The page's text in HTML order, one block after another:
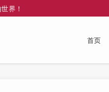
界！
首页